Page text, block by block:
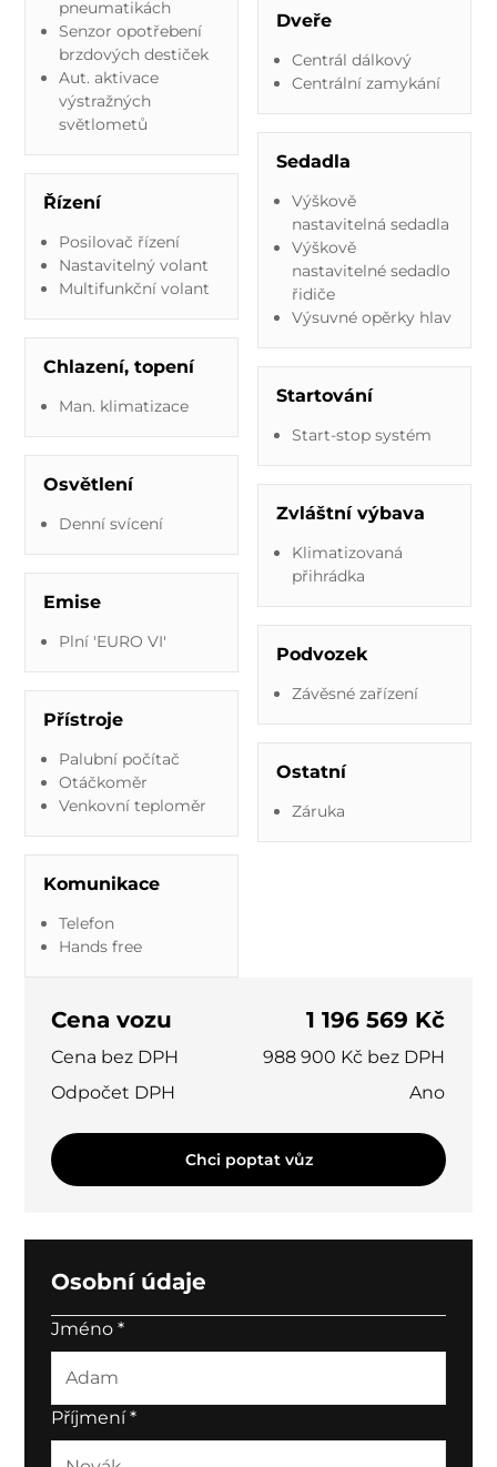
pneumatikách
Senzor opotřebení
brzdových destiček
Aut. aktivace
výstražných
světlometů
Řízení
Posilovač řízení
Nastavitelný volant
Multifunkční volant
Chlazení, topení
Man. klimatizace
Osvětlení
Denní svícení
Emise
Plní 'EURO VI'
Přístroje
Palubní počítač
Otáčkoměr
Venkovní teploměr
Komunikace
Telefon
Hands free
Dveře
Centrál dálkový
Centrální zamykání
Sedadla
Výškově
nastavitelná sedadla
Výškově
nastavitelné sedadlo
řidiče
Výsuvné opěrky hlav
Startování
Start-stop systém
Zvláštní výbava
Klimatizovaná
přihrádka
Podvozek
Závěsné zařízení
Ostatní
Záruka
Cena vozu 1 196 569 Kč
Cena bez DPH
988 900 Kč bez DPH
Odpočet DPH
Ano
Chci poptat vůz
Osobní údaje
Jméno*
Příjmení*